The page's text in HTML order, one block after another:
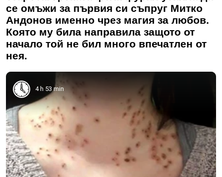
се омъжи за първия си съпруг Митко
Андонов именно чрез магия за любов.
Която му била направила защото от
начало той не бил много впечатлен от
нея.
4 h 53 min